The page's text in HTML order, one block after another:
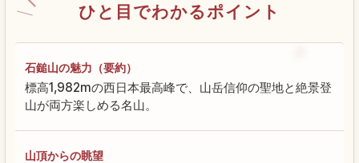
ひと目でわかるポイント
石鎚山の魅力（要約）
標高1,982mの西日本最高峰で、山岳信仰の聖地と絶景登
山が両方楽しめる名山。
山頂からの眺望